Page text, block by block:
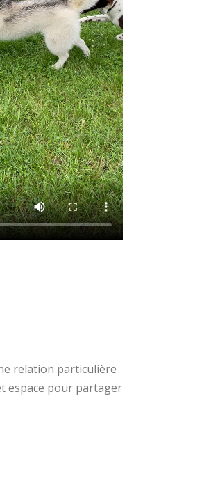
relation particulière
espace pour partager